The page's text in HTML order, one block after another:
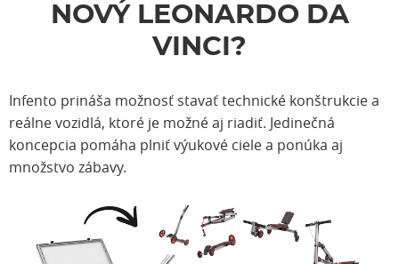
NOVÝ LEONARDO DA
VINCI?
Infento prináša možnosť stavať technické konštrukcie a
reálne vozidlá, ktoré je možné aj riadiť. Jedinečná
koncepcia pomáha plniť výukové ciele a ponúka aj
množstvo zábavy.